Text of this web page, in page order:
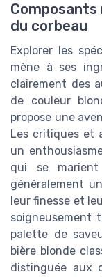
du corbeau
Explorer les
mène à ses
clairement des
de couleur
propose une
Les critiques et
un
qui se marient
généralement
leur finesse et
soigneusement
palette de
bière blonde
distinguée aux